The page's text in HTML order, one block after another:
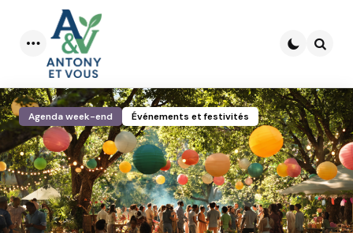
Menu
Agenda week-end Événements et festivités